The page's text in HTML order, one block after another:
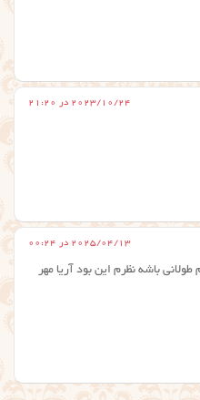
2023/10/24 در 21:20
2025/04/13 در 00:24
باشه نظرم این بود آریا مهر